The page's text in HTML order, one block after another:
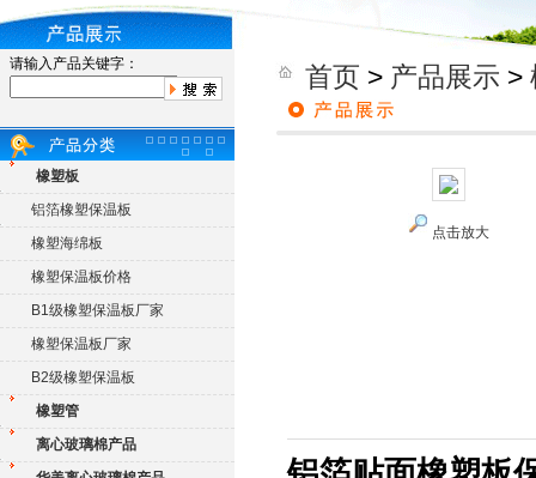
请输入产品关键字：
橡塑板
铝箔橡塑保温板
橡塑海绵板
橡塑保温板价格
B1级橡塑保温板厂家
橡塑保温板厂家
B2级橡塑保温板
橡塑管
离心玻璃棉产品
首页 > 产品展示 >
点击放大